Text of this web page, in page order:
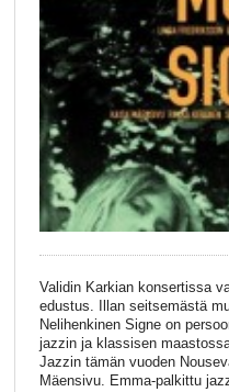
Validin Karkian konsertissa
edustus. Illan seitsemästä
Nelihenkinen Signe on
jazzin ja klassisen
Jazzin tämän vuoden
Mäensivu. Emma-palkittu